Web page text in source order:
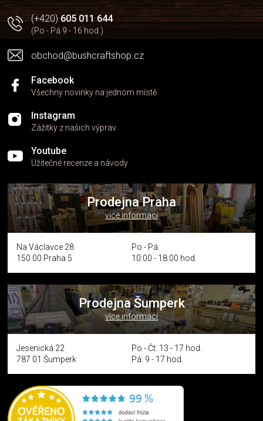
(+420)605 011 644
(Po - Pá 9 - 16 hod.)
obchod@bushcraftshop.cz
Facebook
Všechny novinky na jednom místě
Instagram
Zážitky z našich výprav
Youtube
Užitečné recenze a návody
Prodejna Praha
více informací
Na Václavce 28
150 00 Praha 5
Po - Pá:
10:00 - 18:00 hod.
Prodejna Šumperk
více informací
Jesenická 22
787 01 Šumperk
Po - Čt: 13 - 17 hod.
Pá: 9 - 17 hod.